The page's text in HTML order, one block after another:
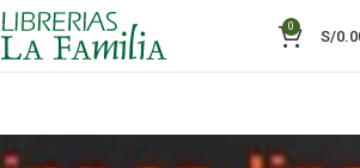
0
S/